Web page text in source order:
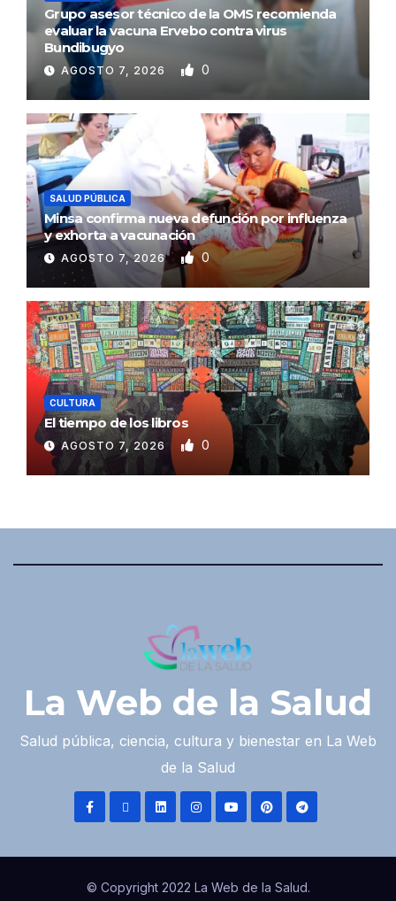
Grupo asesor técnico de la OMS recomienda
evaluar la vacuna Ervebo contra virus
Bundibugyo
AGOSTO 7, 2026 0
SALUD PÚBLICA
Minsa confirma nueva defunción por influenza
y exhorta a vacunación
AGOSTO 7, 2026 0
CULTURA
El tiempo de los libros
AGOSTO 7, 2026 0
La Web de la Salud
Salud pública, ciencia, cultura y bienestar en La Web
de la Salud
© Copyright 2022 La Web de la Salud.